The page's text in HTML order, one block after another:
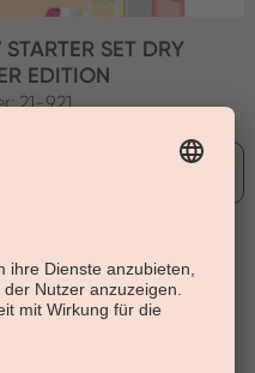
SET DRY
EDITION
21-921